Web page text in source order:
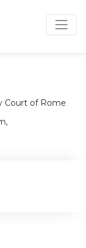
Court of Rome